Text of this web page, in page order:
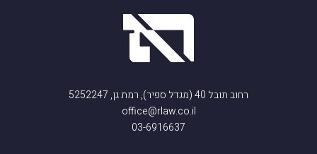
רחוב תובל 40 (מגדל ספיר), רמת גן, 5252247
office@rlaw.co.il
03-6916637